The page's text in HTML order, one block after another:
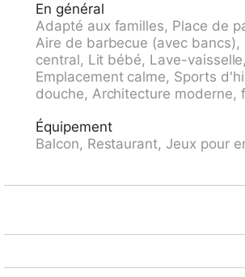
En général
Adapté aux familles, Place de
Aire de barbecue (avec bancs),
central, Lit bébé, Lave-
Emplacement calme, Sports
douche, Architecture moderne,
Équipement
Balcon, Restaurant, Jeux pour